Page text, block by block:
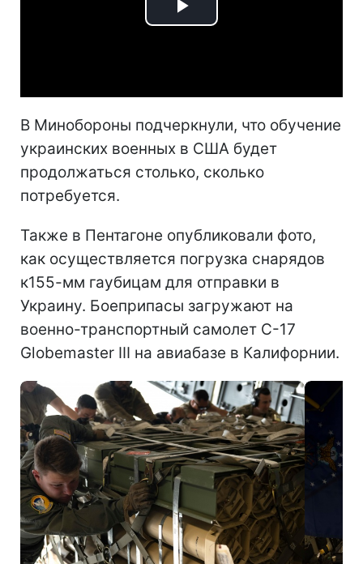
Play
В Минобороны подчеркнули, что обучение
украинских военных в США будет
продолжаться столько, сколько
потребуется.
Также в Пентагоне опубликовали фото,
как осуществляется погрузка снарядов
к155-мм гаубицам для отправки в
Украину. Боеприпасы загружают на
военно-транспортный самолет C-17
Globemaster III на авиабазе в Калифорнии.